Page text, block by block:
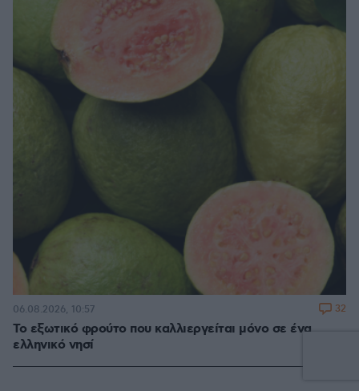
Το εξωτικό φρούτο που καλλιεργείται μόνο σε ένα
ελληνικό νησί
06.08.2026, 10:57 32